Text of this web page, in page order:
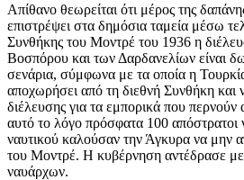
Απίθανο θεωρείται ότι μέρος της
επιστρέψει στα δημόσια ταμεία μέσω
Συνθήκης του Μοντρέ του 1936 η
Βοσπόρου και των Δαρδανελίων είναι
σενάρια, σύμφωνα με τα οποία η
αποχωρήσει από τη διεθνή Συνθήκη και
διέλευσης για τα εμπορικά που
αυτό το λόγο πρόσφατα 100 απόστρατοι
ναυτικού καλούσαν την Άγκυρα να μην
του Μοντρέ. Η κυβέρνηση αντέδρασε
ναυάρχων.